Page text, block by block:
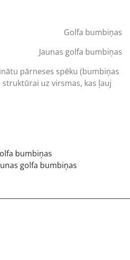
Golfa bumbiņas
Jaunas golfa bumbiņas
pārneses spēku (bumbiņas
uz virsmas, kas ļauj
bumbiņas
golfa bumbiņas